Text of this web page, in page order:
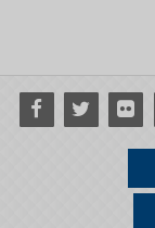
Facebook
Twitter Flickr